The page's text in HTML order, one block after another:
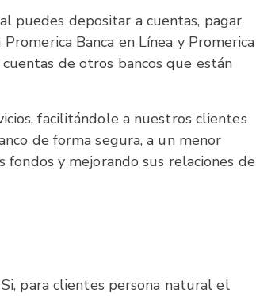
puedes depositar a cuentas, pagar
Banca en Línea y Promerica
de otros bancos que están
facilitándole a nuestros clientes
de forma segura, a un menor
fondos y mejorando sus relaciones de
para clientes persona natural el